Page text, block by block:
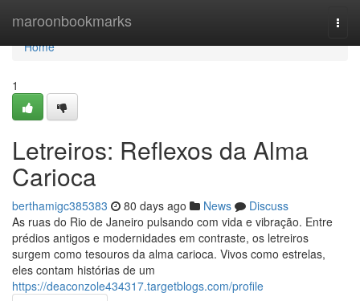
maroonbookmarks
Home
Home
1
Letreiros: Reflexos da Alma
Carioca
berthamigc385383 80 days ago News
Discuss
As ruas do Rio de Janeiro pulsando com vida e vibração. Entre
prédios antigos e modernidades em contraste, os letreiros
surgem como tesouros da alma carioca. Vivos como estrelas,
eles contam histórias de um
https://deaconzole434317.targetblogs.com/profile